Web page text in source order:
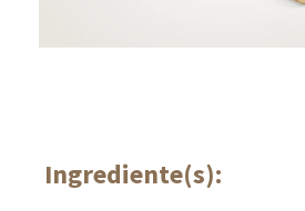
Ingrediente(s):